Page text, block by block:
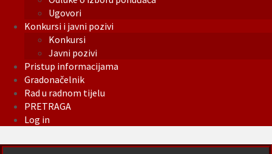
Ugovori
Konkursi i javni pozivi
Konkursi
Javni pozivi
Pristup informacijama
Gradonačelnik
Rad u radnom tijelu
PRETRAGA
Log in